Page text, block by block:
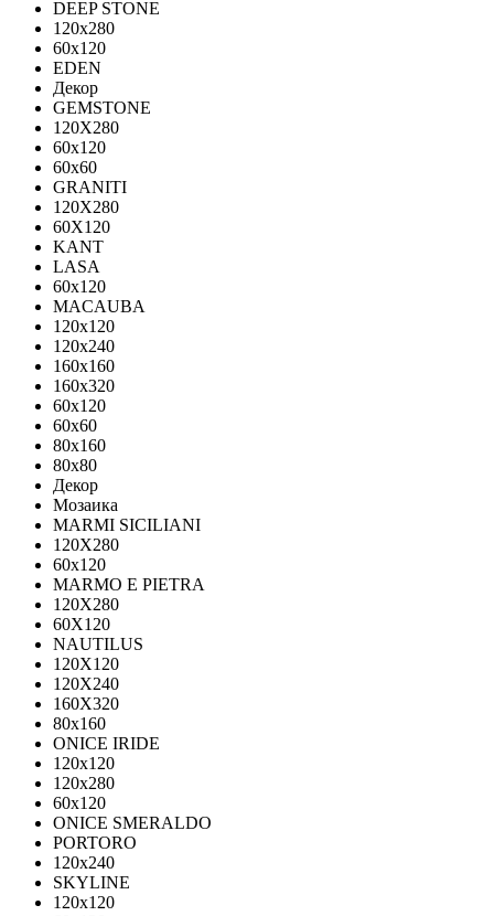
DEEP STONE
120х280
60х120
EDEN
Декор
GEMSTONE
120X280
60x120
60x60
GRANITI
120X280
60X120
KANT
LASA
60x120
MACAUBA
120x120
120x240
160x160
160x320
60x120
60x60
80x160
80x80
Декор
Мозаика
MARMI SICILIANI
120Х280
60x120
MARMO E PIETRA
120X280
60X120
NAUTILUS
120X120
120X240
160X320
80х160
ONICE IRIDE
120x120
120x280
60x120
ONICE SMERALDO
PORTORO
120x240
SKYLINE
120x120